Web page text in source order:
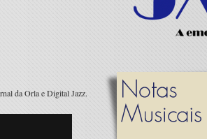
da Orla e Digital Jazz.